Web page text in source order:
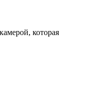
которая